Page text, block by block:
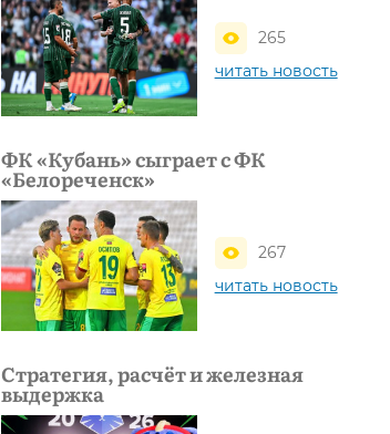
265
читать новость
ФК «Кубань» сыграет с ФК
«Белореченск»
267
читать новость
Стратегия, расчёт и железная
выдержка